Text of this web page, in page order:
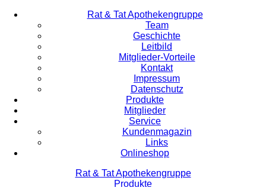
Rat & Tat Apothekengruppe
Team
Geschichte
Leitbild
Mitglieder-Vorteile
Kontakt
Impressum
Datenschutz
Produkte
Mitglieder
Service
Kundenmagazin
Links
Onlineshop
Rat & Tat Apothekengruppe
Produkte